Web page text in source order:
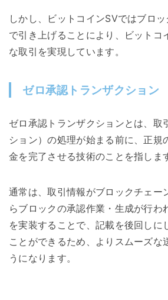
しかし、ビットコインSVではブロ
で引き上げることにより、ビットコ
な取引を実現しています。
ゼロ承認トランザクション
ゼロ承認トランザクションとは、取
ション）の処理が始まる前に、正規
金を完了させる技術のことを指しま
通常は、取引情報がブロックチェー
らブロックの承認作業・生成が行わ
を実装することで、記載を後回しに
ことができるため、よりスムーズな
うになります。